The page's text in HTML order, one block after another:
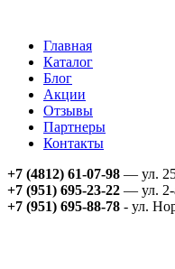
Главная
Каталог
Блог
Акции
Отзывы
Партнеры
Контакты
+7 (4812) 61-07-98 — ул.
+7 (951) 695-23-22 — ул. 2-
+7 (951) 695-88-78 - ул.